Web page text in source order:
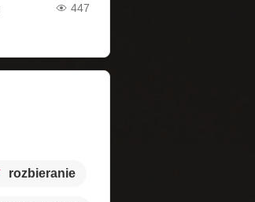
447
rozbieranie